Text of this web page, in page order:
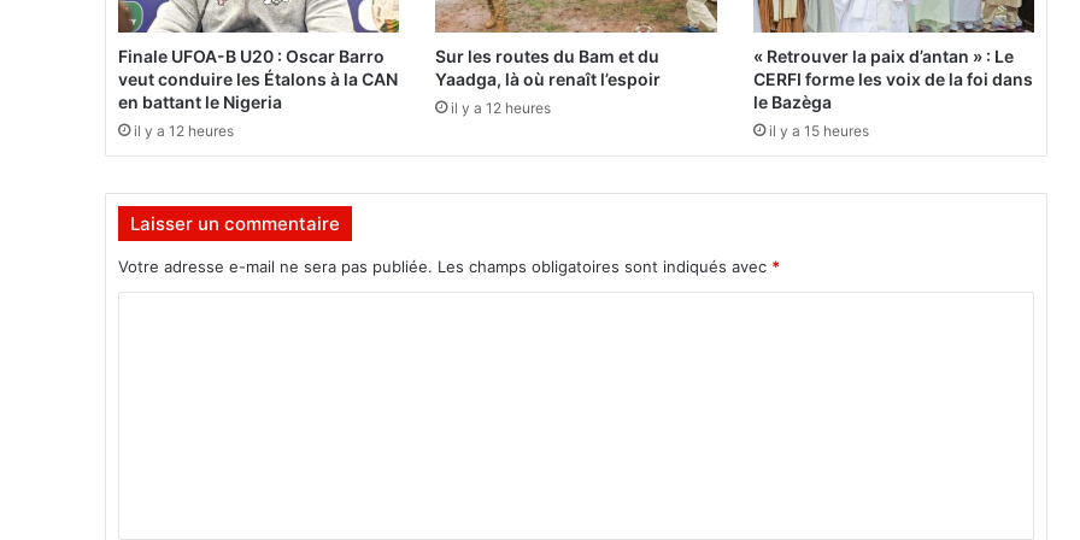
:
L
e
s
t
r
0
8
e
a
Finale UFOA-B U20 : Oscar Barro
veut conduire les Étalons à la CAN
en battant le Nigeria
il y a 12 heures
Sur les routes du Bam et du
Yaadga, là où renaît l’espoir
il y a 12 heures
« Retrouver la paix d’antan » : Le
CERFI forme les voix de la foi dans
le Bazèga
il y a 15 heures
Laisser un commentaire
Votre adresse e-mail ne sera pas publiée. Les champs obligatoires sont indiqués avec *